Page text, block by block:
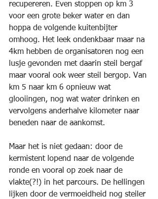
recupereren. Even stoppen op km 3
voor een grote beker water en dan
hoppa de volgende kuitenbijter
omhoog. Het leek ondenkbaar maar na
4km hebben de organisatoren nog een
lusje gevonden met daarin steil bergaf
maar vooral ook weer steil bergop. Van
km 5 naar km 6 opnieuw wat
glooiingen, nog wat water drinken en
vervolgens anderhalve kilometer naar
beneden naar de aankomst.
Maar het is niet gedaan: door de
kermistent lopend naar de volgende
ronde en vooral op zoek naar de
vlakte(?!) in het parcours. De hellingen
lijken door de vermoeidheid nog steiler